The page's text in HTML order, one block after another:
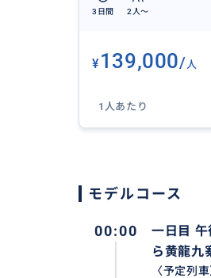
九寨溝旅行時、黄龍
登録されています。
車付のプライベート
3日間 2人〜
¥139,000/人
1人あたり
モデルコース
00:00
一日目
ら黄龍九
〈予定列車